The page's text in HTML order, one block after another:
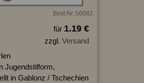
Best.Nr.:50082
für 1.19 €
zzgl. Versand
Jugendstilform,
in Gablonz / Tschechien